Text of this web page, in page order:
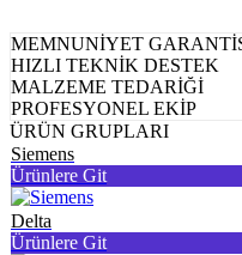
MEMNUNİYET
HIZLI TEKNİK DESTEK
MALZEME TEDARİĞİ
PROFESYONEL EKİP
ÜRÜN GRUPLARI
Siemens
Ürünlere Git
Delta
Ürünlere Git